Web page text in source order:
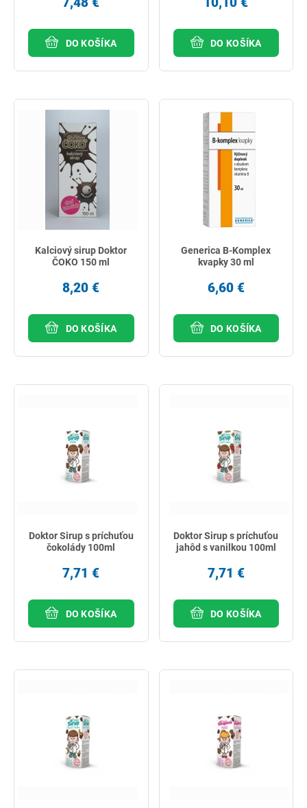
DO KOŠÍKA DO KOŠÍKA
Kalciový sirup Doktor
ČOKO 150 ml
8,20 €
DO KOŠÍKA
Generica B-Komplex
kvapky 30 ml
6,60 €
DO KOŠÍKA
Doktor Sirup s príchuťou
čokolády 100ml
7,71 €
DO KOŠÍKA
Doktor Sirup s príchuťou
jahôd s vanilkou 100ml
7,71 €
DO KOŠÍKA